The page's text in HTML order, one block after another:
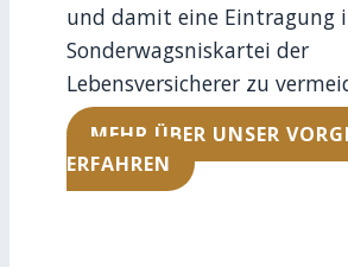
und damit eine Eintragung
Sonderwagsniskartei der
Lebensversicherer zu
MEHR ÜBER UNSER
ERFAHREN